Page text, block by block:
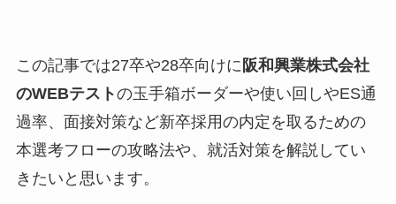
この記事では27卒や28卒向けに 阪和興業株式会社
のWEBテストの玉手箱ボーダーや使い回しやES通
過率、面接対策など新卒採用の内定を取るための
本選考フローの攻略法や、就活対策を解説してい
きたいと思います。